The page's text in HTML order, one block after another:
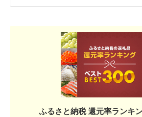
ふるさと納税 還元率ランキ